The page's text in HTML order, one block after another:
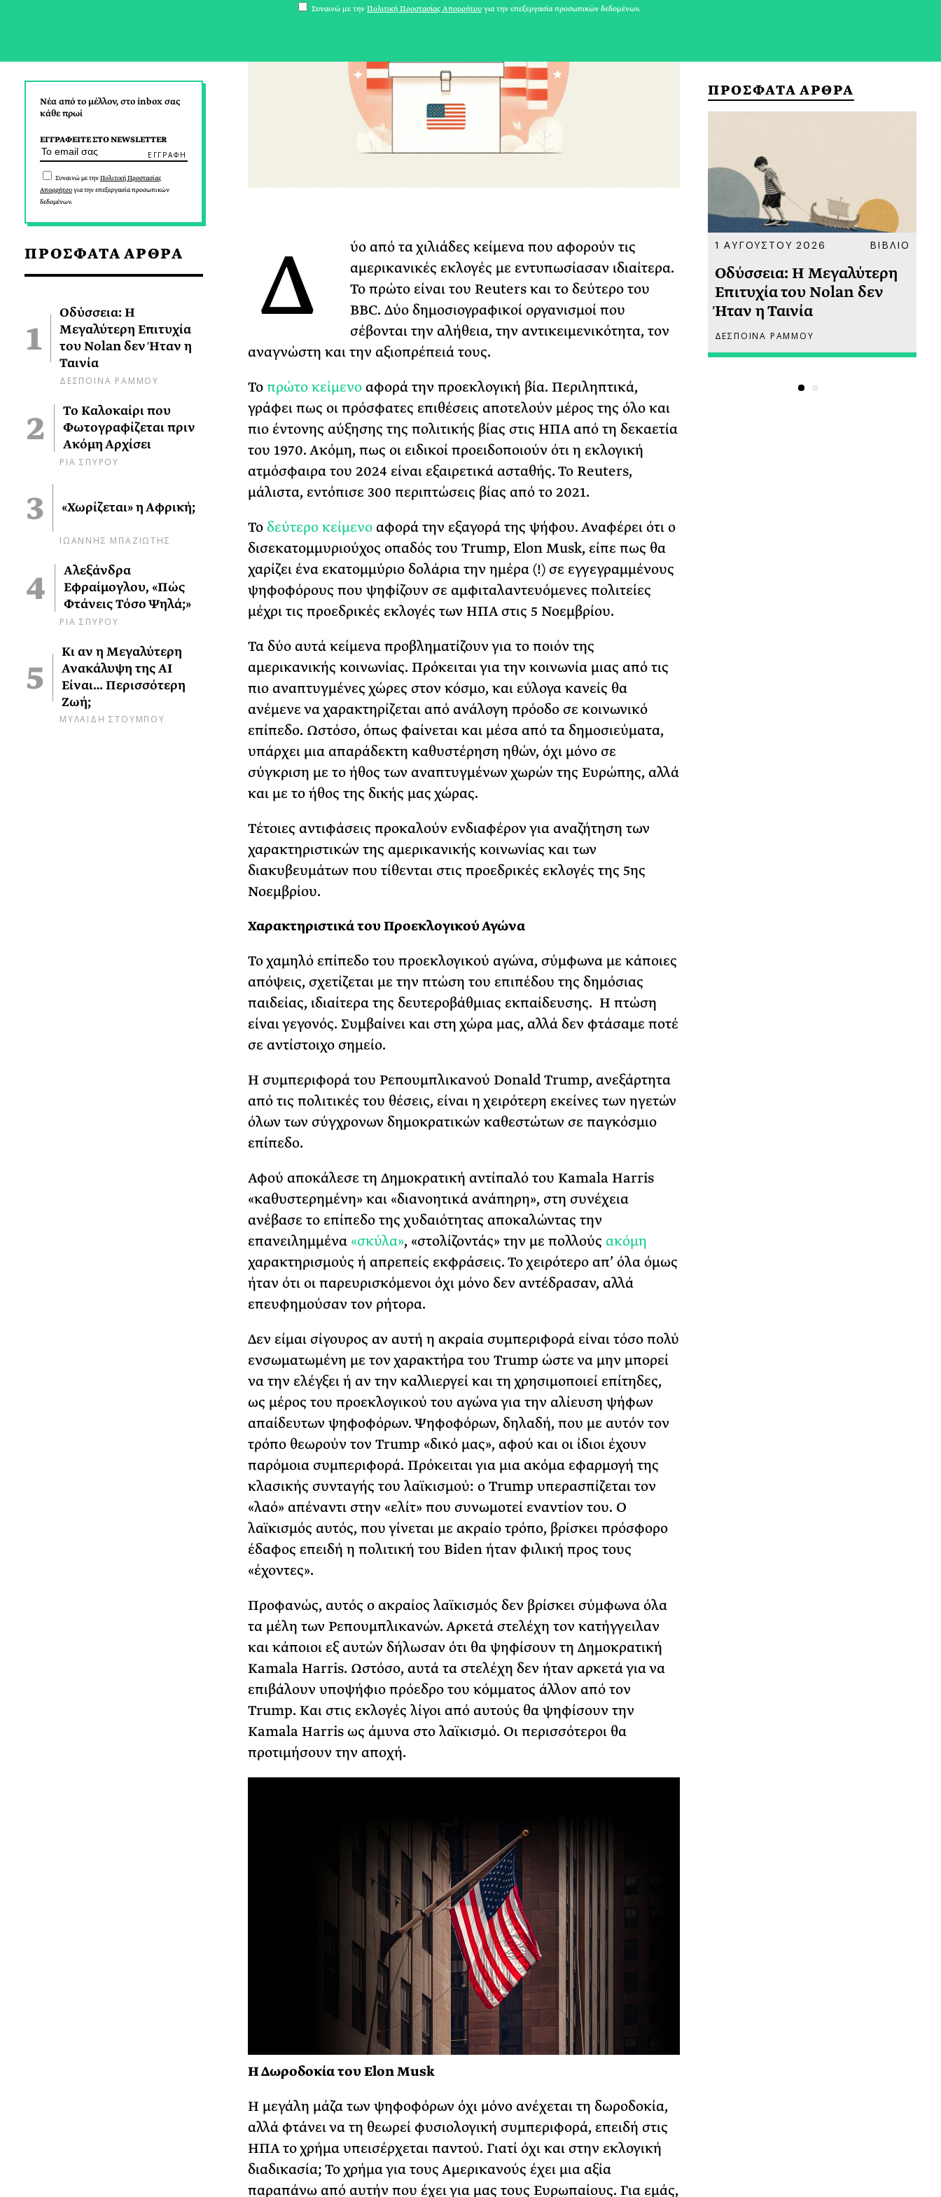
Νέα από το μέλλον, στο inbox σας
κάθε πρωί
ΕΓΓΡΑΦΕΙΤΕ ΣΤΟ NEWSLETTER
Συναινώ με τηνΠολιτική Προστασίας
Απορρήτουγια την επεξεργασία προσωπικών
δεδομένων.
ΠΡΟΣΦΑΤΑ ΑΡΘΡΑ
Οδύσσεια: Η
Μεγαλύτερη Επιτυχία
του Nolan δεν Ήταν η
Ταινία
ΔΕΣΠΟΙΝΑ ΡΑΜΜΟΥ
Το Καλοκαίρι που
Φωτογραφίζεται πριν
Ακόμη Αρχίσει
ΡΙΑ ΣΠΥΡΟΥ
«Χωρίζεται» η Αφρική;
ΙΩΑΝΝΗΣ ΜΠΑΖΙΩΤΗΣ
Αλεξάνδρα
Εφραίμογλου, «Πώς
Φτάνεις Τόσο Ψηλά;»
ΡΙΑ ΣΠΥΡΟΥ
Κι αν η Μεγαλύτερη
Ανακάλυψη της AI
Είναι… Περισσότερη
Ζωή;
ΜΥΛΑΙΔΗ ΣΤΟΥΜΠΟΥ
Δ
ύο από τα χιλιάδες κείμενα που αφορούν τις
αμερικανικές εκλογές με εντυπωσίασαν ιδιαίτερα.
Το πρώτο είναι του Reuters και το δεύτερο του
BBC. Δύο δημοσιογραφικοί οργανισμοί που
σέβονται την αλήθεια, την αντικειμενικότητα, τον
αναγνώστη και την αξιοπρέπειά τους.
Τοπρώτο κείμενοαφορά την προεκλογική βία. Περιληπτικά,
γράφει πως οι πρόσφατες επιθέσεις αποτελούν μέρος της όλο και
πιο έντονης αύξησης της πολιτικής βίας στις ΗΠΑ από τη δεκαετία
του 1970. Ακόμη, πως οι ειδικοί προειδοποιούν ότι η εκλογική
ατμόσφαιρα του 2024 είναι εξαιρετικά ασταθής. Το Reuters,
μάλιστα, εντόπισε 300 περιπτώσεις βίας από το 2021.
Τοδεύτερο κείμενοαφορά την εξαγορά της ψήφου. Αναφέρει ότι ο
δισεκατομμυριούχος οπαδός του Trump, Elon Musk, είπε πως θα
χαρίζει ένα εκατομμύριο δολάρια την ημέρα (!) σε εγγεγραμμένους
ψηφοφόρους που ψηφίζουν σε αμφιταλαντευόμενες πολιτείες
μέχρι τις προεδρικές εκλογές των ΗΠΑ στις 5 Νοεμβρίου.
Τα δύο αυτά κείμενα προβληματίζουν για το ποιόν της
αμερικανικής κοινωνίας. Πρόκειται για την κοινωνία μιας από τις
πιο αναπτυγμένες χώρες στον κόσμο, και εύλογα κανείς θα
ανέμενε να χαρακτηρίζεται από ανάλογη πρόοδο σε κοινωνικό
επίπεδο. Ωστόσο, όπως φαίνεται και μέσα από τα δημοσιεύματα,
υπάρχει μια απαράδεκτη καθυστέρηση ηθών, όχι μόνο σε
σύγκριση με το ήθος των αναπτυγμένων χωρών της Ευρώπης, αλλά
και με το ήθος της δικής μας χώρας.
Τέτοιες αντιφάσεις προκαλούν ενδιαφέρον για αναζήτηση των
χαρακτηριστικών της αμερικανικής κοινωνίας και των
διακυβευμάτων που τίθενται στις προεδρικές εκλογές της 5ης
Νοεμβρίου.
Χαρακτηριστικά του Προεκλογικού Αγώνα
Το χαμηλό επίπεδο του προεκλογικού αγώνα, σύμφωνα με κάποιες
απόψεις, σχετίζεται με την πτώση του επιπέδου της δημόσιας
παιδείας, ιδιαίτερα της δευτεροβάθμιας εκπαίδευσης. Η πτώση
είναι γεγονός. Συμβαίνει και στη χώρα μας, αλλά δεν φτάσαμε ποτέ
σε αντίστοιχο σημείο.
Η συμπεριφορά του Ρεπουμπλικανού Donald Trump, ανεξάρτητα
από τις πολιτικές του θέσεις, είναι η χειρότερη εκείνες των ηγετών
όλων των σύγχρονων δημοκρατικών καθεστώτων σε παγκόσμιο
επίπεδο.
Αφού αποκάλεσε τη Δημοκρατική αντίπαλό του Kamala Harris
«καθυστερημένη» και «διανοητικά ανάπηρη», στη συνέχεια
ανέβασε το επίπεδο της χυδαιότητας αποκαλώντας την
επανειλημμένα «σκύλα», «στολίζοντάς» την με πολλούς ακόμη
χαρακτηρισμούς ή απρεπείς εκφράσεις. Το χειρότερο απ’ όλα όμως
ήταν ότι οι παρευρισκόμενοι όχι μόνο δεν αντέδρασαν, αλλά
επευφημούσαν τον ρήτορα.
Δεν είμαι σίγουρος αν αυτή η ακραία συμπεριφορά είναι τόσο πολύ
ενσωματωμένη με τον χαρακτήρα του Trump ώστε να μην μπορεί
να την ελέγξει ή αν την καλλιεργεί και τη χρησιμοποιεί επίτηδες,
ως μέρος του προεκλογικού του αγώνα για την αλίευση ψήφων
απαίδευτων ψηφοφόρων. Ψηφοφόρων, δηλαδή, που με αυτόν τον
τρόπο θεωρούν τον Trump «δικό μας», αφού και οι ίδιοι έχουν
παρόμοια συμπεριφορά. Πρόκειται για μια ακόμα εφαρμογή της
κλασικής συνταγής του λαϊκισμού: ο Trump υπερασπίζεται τον
«λαό» απέναντι στην «ελίτ» που συνωμοτεί εναντίον του. Ο
λαϊκισμός αυτός, που γίνεται με ακραίο τρόπο, βρίσκει πρόσφορο
έδαφος επειδή η πολιτική του Biden ήταν φιλική προς τους
«έχοντες».
Προφανώς, αυτός ο ακραίος λαϊκισμός δεν βρίσκει σύμφωνα όλα
τα μέλη των Ρεπουμπλικανών. Αρκετά στελέχη τον κατήγγειλαν
και κάποιοι εξ αυτών δήλωσαν ότι θα ψηφίσουν τη Δημοκρατική
Kamala Harris. Ωστόσο, αυτά τα στελέχη δεν ήταν αρκετά για να
επιβάλουν υποψήφιο πρόεδρο του κόμματος άλλον από τον
Trump. Και στις εκλογές λίγοι από αυτούς θα ψηφίσουν την
Kamala Harris ως άμυνα στο λαϊκισμό. Οι περισσότεροι θα
προτιμήσουν την αποχή.
Η Δωροδοκία του Elon Musk
Η μεγάλη μάζα των ψηφοφόρων όχι μόνο ανέχεται τη δωροδοκία,
αλλά φτάνει να τη θεωρεί φυσιολογική συμπεριφορά, επειδή στις
ΗΠΑ το χρήμα υπεισέρχεται παντού. Γιατί όχι και στην εκλογική
διαδικασία; Το χρήμα για τους Αμερικανούς έχει μια αξία
παραπάνω από αυτήν που έχει για μας τους Ευρωπαίους. Για εμάς,
ΠΡΟΣΦΑΤΑ ΑΡΘΡΑ
31 ΙΟΥΛΙΟΥ 2026
Το Καλοκαίρι που
Φωτογραφίζεται πριν
Ακόμη Αρχίσει
ΡΙΑ ΣΠΥΡΟΥ
1 ΑΥΓΟΥΣΤΟΥ 2026 ΒΙΒΛΙΟ
Οδύσσεια: Η Μεγαλύτερη
Επιτυχία του Nolan δεν
Ήταν η Ταινία
ΔΕΣΠΟΙΝΑ ΡΑΜΜΟΥ
Συναινώ με την Πολιτική Προστασίας Απορρήτου για την επεξεργασία προσωπικών δεδομένων.